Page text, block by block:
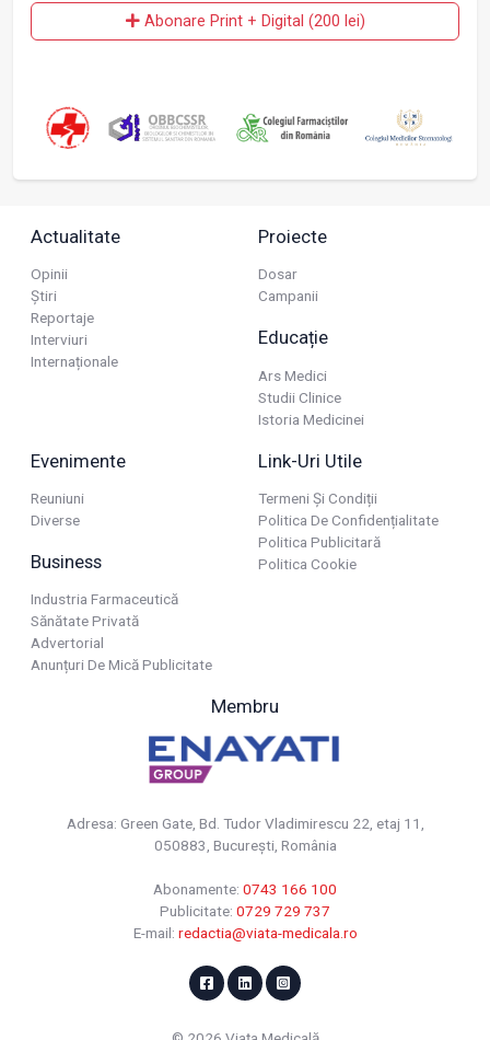
Abonare Print + Digital (200 lei)
Actualitate
Opinii
Știri
Reportaje
Interviuri
Internaționale
Proiecte
Dosar
Campanii
Educație
Ars Medici
Studii Clinice
Istoria Medicinei
Evenimente
Reuniuni
Diverse
Business
Industria Farmaceutică
Sănătate Privată
Advertorial
Anunțuri De Mică Publicitate
Link-Uri Utile
Termeni Și Condiții
Politica De Confidențialitate
Politica Publicitară
Politica Cookie
Membru
Adresa: Green Gate, Bd. Tudor Vladimirescu 22, etaj 11,
050883, Bucureşti, România
Abonamente: 0743 166 100
Publicitate: 0729 729 737
E-mail: redactia@viata-medicala.ro